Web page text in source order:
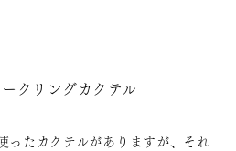
クリングカクテル
ったカクテルがありますが、それ